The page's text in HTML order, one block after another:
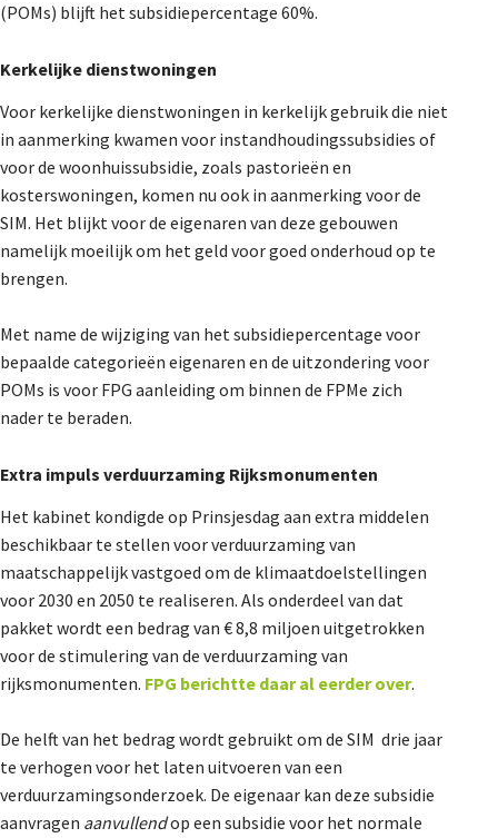
(POMs) blijft het subsidiepercentage 60%.
Kerkelijke dienstwoningen
Voor kerkelijke dienstwoningen in kerkelijk gebruik die niet
in aanmerking kwamen voor instandhoudingssubsidies of
voor de woonhuissubsidie, zoals pastorieën en
kosterswoningen, komen nu ook in aanmerking voor de
SIM. Het blijkt voor de eigenaren van deze gebouwen
namelijk moeilijk om het geld voor goed onderhoud op te
brengen.
Met name de wijziging van het subsidiepercentage voor
bepaalde categorieën eigenaren en de uitzondering voor
POMs is voor FPG aanleiding om binnen de FPMe zich
nader te beraden.
Extra impuls verduurzaming Rijksmonumenten
Het kabinet kondigde op Prinsjesdag aan extra middelen
beschikbaar te stellen voor verduurzaming van
maatschappelijk vastgoed om de klimaatdoelstellingen
voor 2030 en 2050 te realiseren. Als onderdeel van dat
pakket wordt een bedrag van € 8,8 miljoen uitgetrokken
voor de stimulering van de verduurzaming van
rijksmonumenten. FPG berichtte daar al eerder over.
De helft van het bedrag wordt gebruikt om de SIM drie jaar
te verhogen voor het laten uitvoeren van een
verduurzamingsonderzoek. De eigenaar kan deze subsidie
aanvragen aanvullendop een subsidie voor het normale